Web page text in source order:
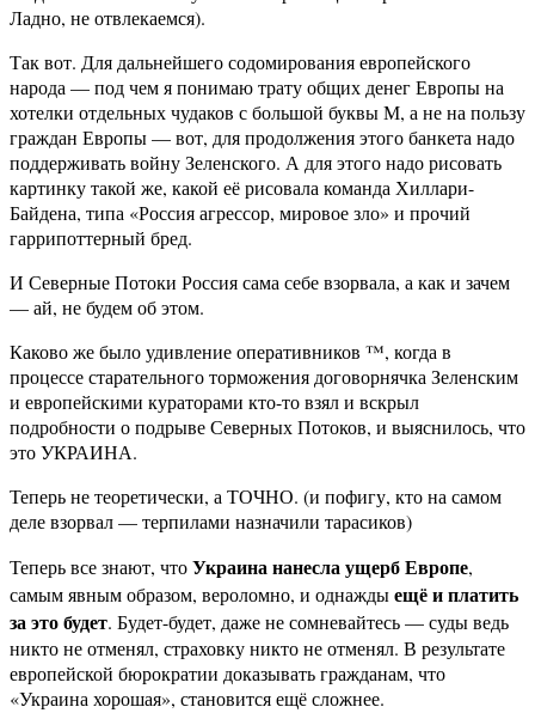
Ладно, не отвлекаемся).
Так вот. Для дальнейшего содомирования европейского
народа — под чем я понимаю трату общих денег Европы на
хотелки отдельных чудаков с большой буквы М, а не на пользу
граждан Европы — вот, для продолжения этого банкета надо
поддерживать войну Зеленского. А для этого надо рисовать
картинку такой же, какой её рисовала команда Хиллари-
Байдена, типа «Россия агрессор, мировое зло» и прочий
гаррипоттерный бред.
И Северные Потоки Россия сама себе взорвала, а как и зачем
— ай, не будем об этом.
Каково же было удивление оперативников ™, когда в
процессе старательного торможения договорнячка Зеленским
и европейскими кураторами кто-то взял и вскрыл
подробности о подрыве Северных Потоков, и выяснилось, что
это УКРАИНА.
Теперь не теоретически, а ТОЧНО. (и пофигу, кто на самом
деле взорвал — терпилами назначили тарасиков)
Теперь все знают, чтоУкраина нанесла ущерб Европе,
самым явным образом, вероломно, и однаждыещё и платить
за это будет. Будет-будет, даже не сомневайтесь — суды ведь
никто не отменял, страховку никто не отменял. В результате
европейской бюрократии доказывать гражданам, что
«Украина хорошая», становится ещё сложнее.